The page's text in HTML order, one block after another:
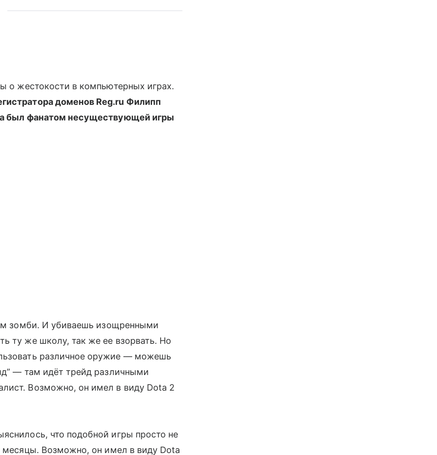
о жестокости в компьютерных играх.
доменов Reg.ru Филипп
был фанатом несуществующей игры
зомби. И убиваешь изощренными
ту же школу, так же ее взорвать. Но
различное оружие — можешь
— там идёт трейд различными
Возможно, он имел в виду Dota 2
что подобной игры просто не
месяцы. Возможно, он имел в виду Dota